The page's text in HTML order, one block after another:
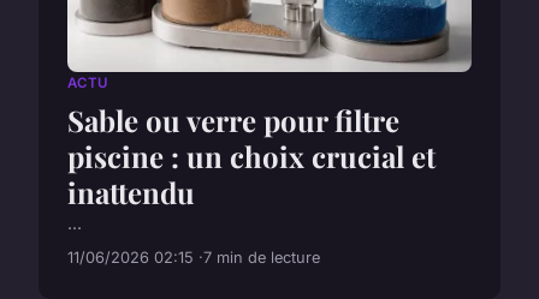
ACTU
Sable ou verre pour filtre
piscine : un choix crucial et
inattendu
...
11/06/2026 02:15 7 min de lecture